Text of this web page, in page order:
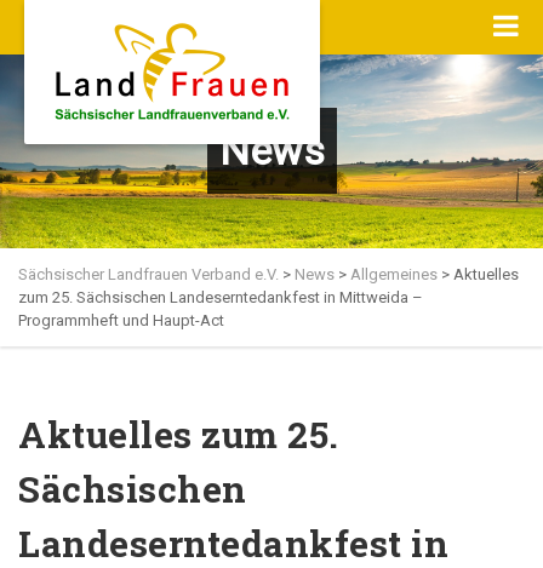
News
Sächsischer Landfrauen Verband e.V. > News > Allgemeines > Aktuelles
zum 25. Sächsischen Landeserntedankfest in Mittweida –
Programmheft und Haupt-Act
Aktuelles zum 25.
Sächsischen
Landeserntedankfest in